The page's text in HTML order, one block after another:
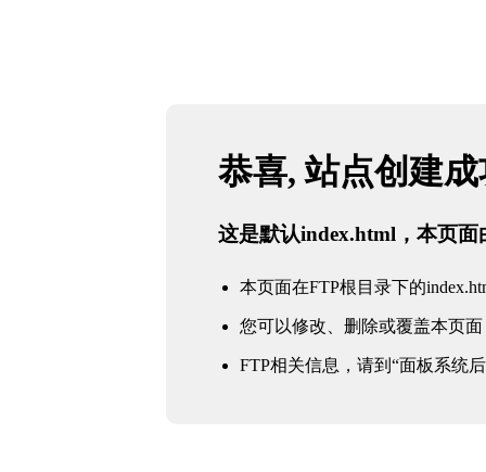
恭喜, 站点创建
这是默认index.html，本页面
本页面在FTP根目录下的
您可以修改、删除或覆盖本页面
FTP相关信息，请到“面板系统